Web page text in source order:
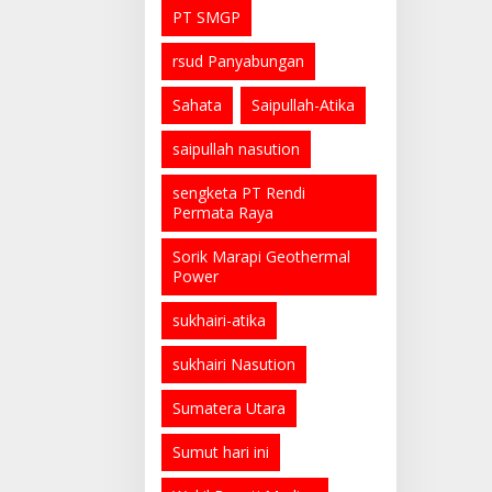
PT SMGP
rsud Panyabungan
Sahata Saipullah-Atika
saipullah nasution
sengketa PT Rendi
Permata Raya
Sorik Marapi Geothermal
Power
sukhairi-atika
sukhairi Nasution
Sumatera Utara
Sumut hari ini